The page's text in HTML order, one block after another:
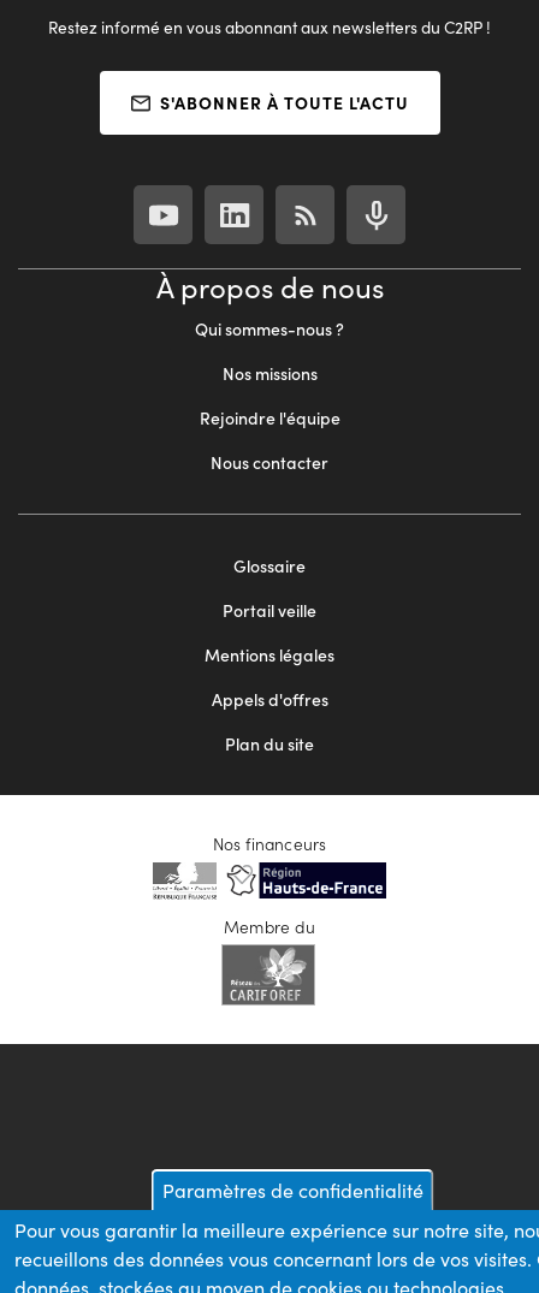
Restez informé en vous abonnant aux newsletters du C2RP !
S'ABONNER À TOUTE L'ACTU
À propos de nous
Qui sommes-nous ?
Nos missions
Rejoindre l'équipe
Nous contacter
Glossaire
Portail veille
Mentions légales
Appels d'offres
Plan du site
Nos financeurs
Membre du
Paramètres de confidentialité
Pour vous garantir la meilleure expérience sur notre site,
recueillons des données vous concernant lors de vos visites.
données, stockées au moyen de cookies ou technologies